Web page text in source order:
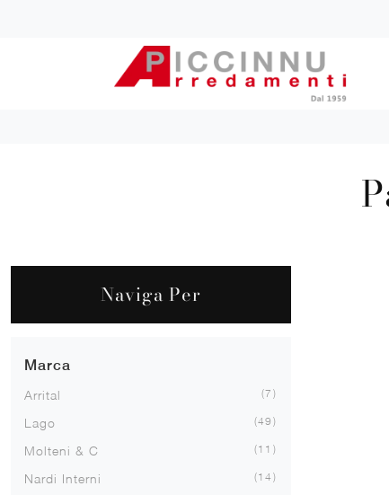
Naviga Per
Marca
Arrital 7
Lago 49
Molteni & C 11
Nardi Interni 14